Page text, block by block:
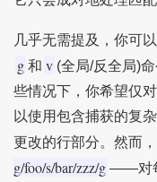
几乎无需提及，你可
g 和 v (全局/反全局)
些情况下，你希望仅
以使用包含捕获的复
更改的行部分。然而
g/foo/s/bar/zzz/g ——对每